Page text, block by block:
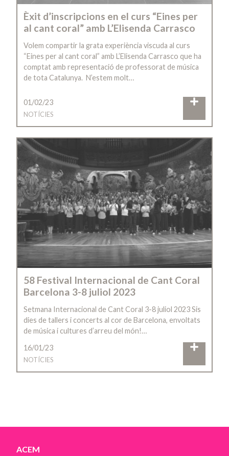
Èxit d’inscripcions en el curs “Eines per
al cant coral” amb L’Elisenda Carrasco
Volem compartir la grata experiència viscuda al curs
“Eines per al cant coral” amb L’Elisenda Carrasco que ha
comptat amb representació de professorat de música
de tota Catalunya. N’estem molt…
01/02/23
NOTÍCIES
58 Festival Internacional de Cant Coral
Barcelona 3-8 juliol 2023
Setmana Internacional de Cant Coral 3-8 juliol 2023 Sis
dies de tallers i concerts al cor de Barcelona, envoltats
de música i cultures d’arreu del món!…
16/01/23
NOTÍCIES
ACEM